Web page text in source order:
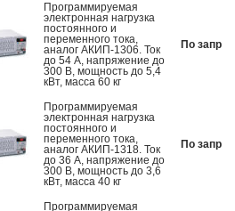
Программируемая
электронная нагрузка
постоянного и
переменного тока,
аналог АКИП-1306. Ток
до 54 А, напряжение до
300 В, мощность до 5,4
кВт, масса 60 кг
По
Программируемая
электронная нагрузка
постоянного и
переменного тока,
аналог АКИП-1318. Ток
до 36 А, напряжение до
300 В, мощность до 3,6
кВт, масса 40 кг
По
Программируемая